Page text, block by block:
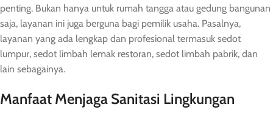
penting. Bukan hanya untuk rumah tangga atau gedung bangunan
saja, layanan ini juga berguna bagi pemilik usaha. Pasalnya,
layanan yang ada lengkap dan profesional termasuk sedot
lumpur, sedot limbah lemak restoran, sedot limbah pabrik, dan
lain sebagainya.
Manfaat Menjaga Sanitasi Lingkungan